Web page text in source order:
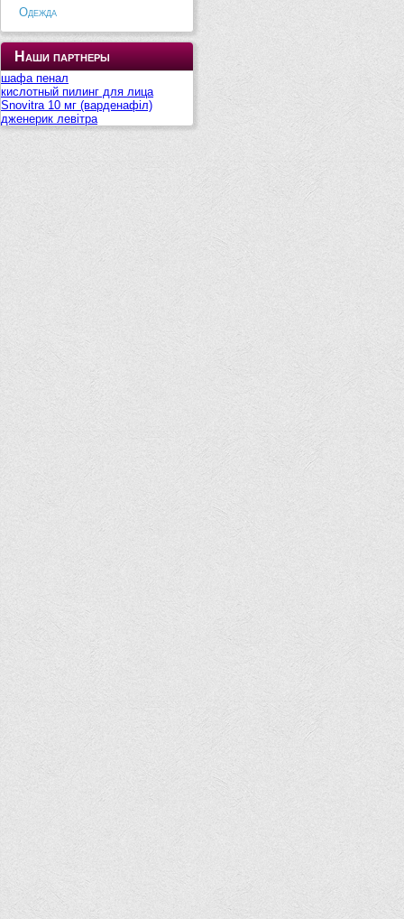
Одежда
Наши партнеры
шафа пенал
кислотный пилинг для лица
Snovitra 10 мг (варденафіл)
дженерик левітра